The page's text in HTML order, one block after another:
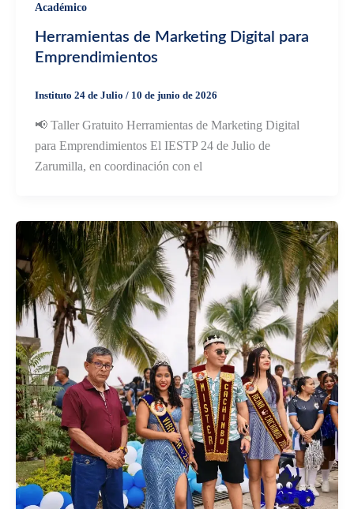
Académico
Herramientas de Marketing Digital para
Emprendimientos
Instituto 24 de Julio / 10 de junio de 2026
📢 Taller Gratuito Herramientas de Marketing Digital
para Emprendimientos El IESTP 24 de Julio de
Zarumilla, en coordinación con el